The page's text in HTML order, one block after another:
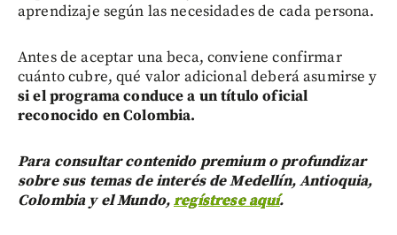
aprendizaje según las necesidades de cada persona.
Antes de aceptar una beca, conviene confirmar
cuánto cubre, qué valor adicional deberá asumirse y
si el programa conduce a un título oficial
reconocido en Colombia.
Para consultar contenido premium o profundizar
sobre sus temas de interés de Medellín, Antioquia,
Colombia y el Mundo,regístrese aquí.